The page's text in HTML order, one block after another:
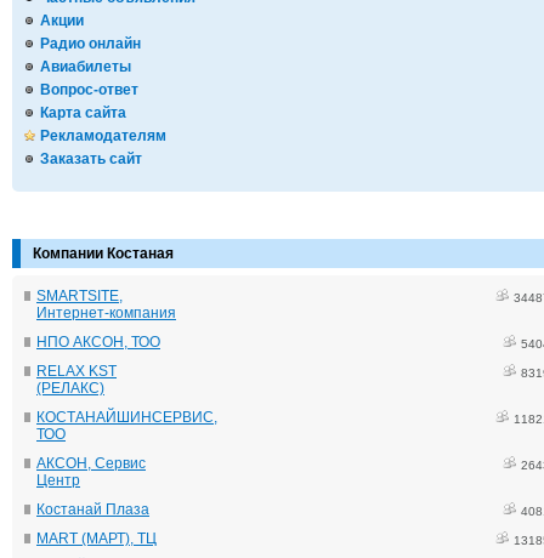
Акции
Радио онлайн
Авиабилеты
Вопрос-ответ
Карта сайта
Рекламодателям
Заказать сайт
Компании Костаная
SMARTSITE,
Интернет-компания
НПО АКСОН, ТОО
RELAX KST
(РЕЛАКС)
КОСТАНАЙШИНСЕРВИС,
ТОО
АКСОН, Сервис
Центр
Костанай Плаза
MART (МАРТ), ТЦ